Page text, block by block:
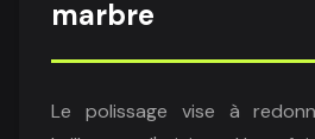
marbre
Le polissage vise à